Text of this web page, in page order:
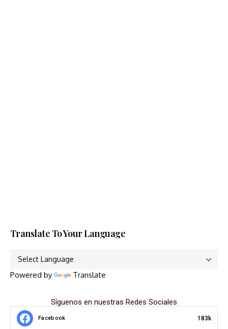
Translate To Your Language
Powered by Translate
Síguenos en nuestras Redes Sociales
Facebook 183k